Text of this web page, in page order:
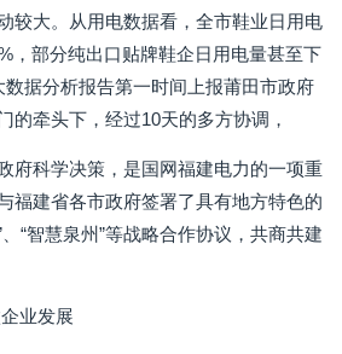
较大。从用电数据看，全市鞋业日用电
，部分纯出口贴牌鞋企日用电量甚至下
据分析报告第一时间上报莆田市政府
的牵头下，经过10天的多方协调，
府科学决策，是国网福建电力的一项重
福建省各市政府签署了具有地方特色的
、“智慧泉州”等战略合作协议，共商共建
业发展